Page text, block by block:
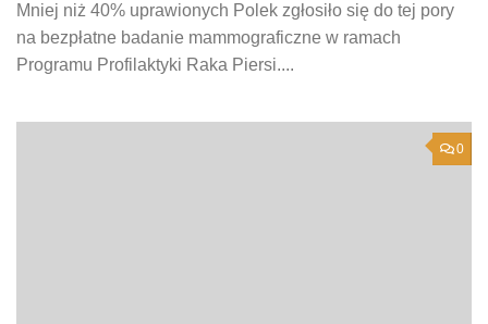
Mniej niż 40% uprawionych Polek zgłosiło się do tej pory
na bezpłatne badanie mammograficzne w ramach
Programu Profilaktyki Raka Piersi....
0